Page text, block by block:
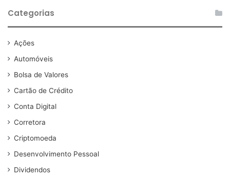
Categorias
Ações
Automóveis
Bolsa de Valores
Cartão de Crédito
Conta Digital
Corretora
Criptomoeda
Desenvolvimento Pessoal
Dividendos